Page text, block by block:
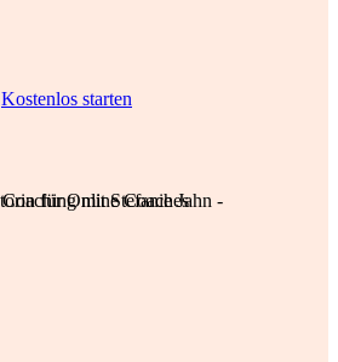
Kostenlos starten